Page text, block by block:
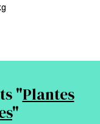
"Plantes
"